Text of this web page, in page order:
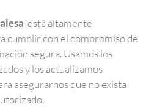
está altamente
cumplir con el compromiso de
segura. Usamos los
y los actualizamos
asegurarnos que no exista